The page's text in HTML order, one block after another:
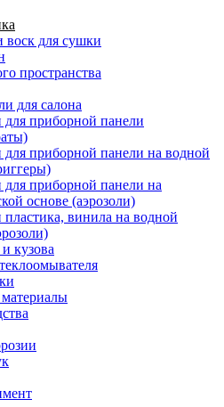
для сушки
пространства
для салона
приборной панели
приборной панели на водной
приборной панели на
основе (аэрозоли)
винила на водной
кузова